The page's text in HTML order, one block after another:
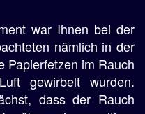
war Ihnen bei der
nämlich in der
Papierfetzen im Rauch
gewirbelt wurden.
dass der Rauch